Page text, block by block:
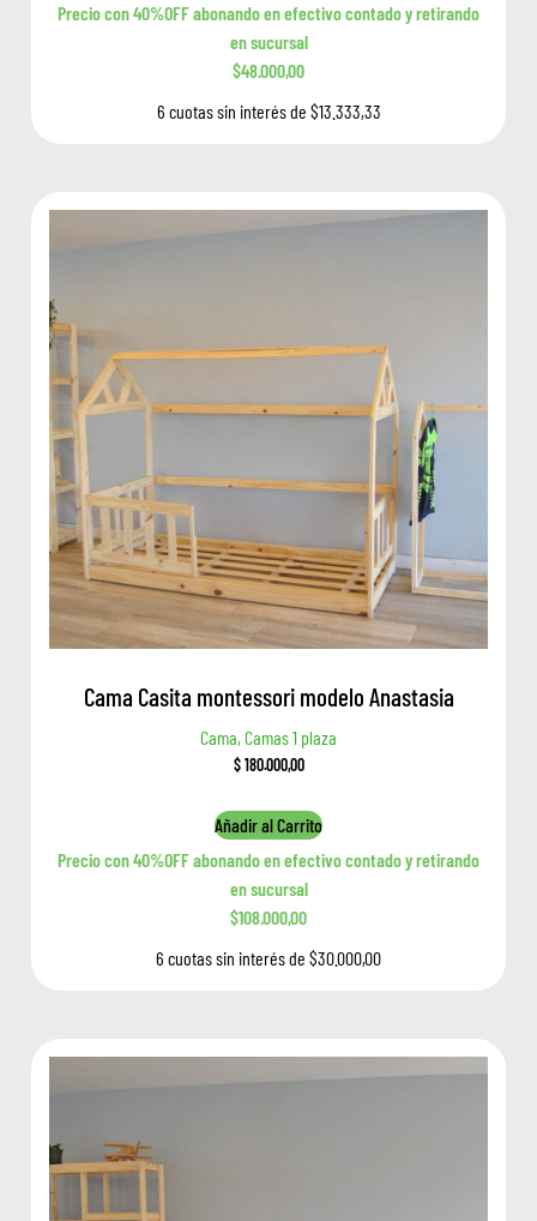
Precio con 40%OFF abonando en efectivo contado y retirando
en sucursal
$48.000,00
6 cuotas sin interés de $13.333,33
Cama Casita montessori modelo Anastasia
Cama, Camas 1 plaza
$180.000,00
Añadir al Carrito
Precio con 40%OFF abonando en efectivo contado y retirando
en sucursal
$108.000,00
6 cuotas sin interés de $30.000,00